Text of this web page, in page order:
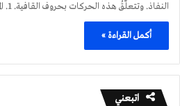
النفاذ. وتتعلّقُ هذه الحركات بحروف القافية. 1. المجرى حركةُ…
أكمل القراءة »
اتبعني